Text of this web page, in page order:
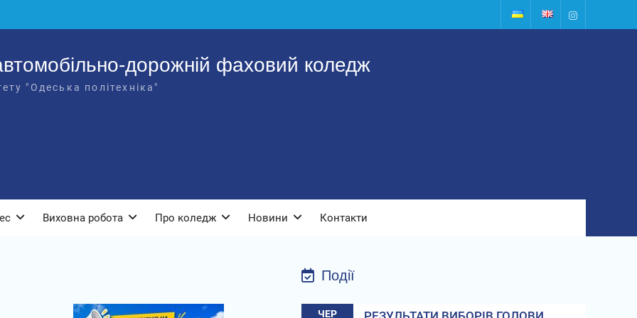
Instagram
дорожній фаховий коледж
"Одеська політехніка"
Виховна робота Про коледж Новини Контакти
Події
ЧЕР